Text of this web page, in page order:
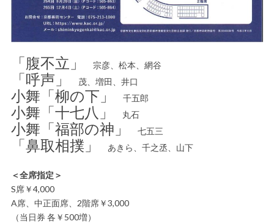
「腹不立」 宗彦、松本、網谷
「呼声」 茂、増田、井口
小舞「柳の下」 千五郎
小舞「十七八」 丸石
小舞「福部の神」 七五三
「鼻取相撲」 あきら、千之丞、山下
＜全席指定＞
S席￥4,000
A席、中正面席、2階席￥3,000
（当日券 各￥500増）